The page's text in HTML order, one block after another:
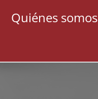
Quiénes somos